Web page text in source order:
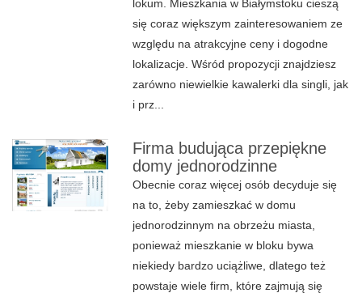
lokum. Mieszkania w Białymstoku cieszą
się coraz większym zainteresowaniem ze
względu na atrakcyjne ceny i dogodne
lokalizacje. Wśród propozycji znajdziesz
zarówno niewielkie kawalerki dla singli, jak
i prz...
Firma budująca przepiękne
domy jednorodzinne
Obecnie coraz więcej osób decyduje się
na to, żeby zamieszkać w domu
jednorodzinnym na obrzeżu miasta,
ponieważ mieszkanie w bloku bywa
niekiedy bardzo uciążliwe, dlatego też
powstaje wiele firm, które zajmują się